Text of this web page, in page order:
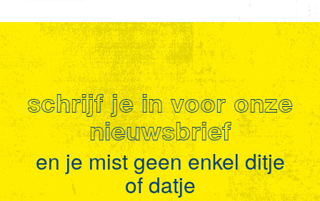
schrijf je in voor onze
nieuwsbrief
en je mist geen enkel ditje
of datje